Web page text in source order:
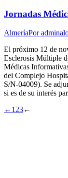
Jornadas
AlmeríaPor
El próximo 12 de
Esclerosis Múltiple
Médicas
del Complejo
S/N-04009). Se
si es de su interés
← 1 23←